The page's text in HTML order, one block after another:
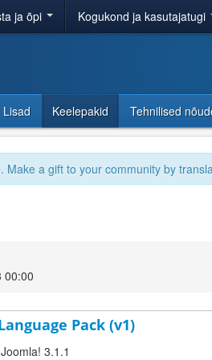
ja õpi Kogukond ja kasutajatugi
Lisad Keelepakid Tehnilised
a gift to your community by
00:00
Pack (v1)
3.1.1